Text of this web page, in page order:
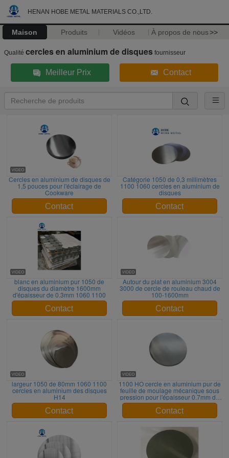
HENAN HOBE METAL MATERIALS CO.,LTD.
Maison Produits Vidéos À propos de nous>>
Qualité cercles en aluminium de disques fournisseur
Meilleur Prix Contact
Cercles en aluminium de disques de
1,5 pouces pour l'éclairage de
Cookware
Contact
Catégorie 1050 de 0,3 millimètres
1100 1060 cercles en aluminium de
disques
Contact
blanc en aluminium pur 1050 de
disques du diamètre 1600mm
d'épaisseur de 0.3mm 1060 1100
Contact
Autour du plat en aluminium 3004
3000 de cercle de rouleau chaud de
100-1600mm
Contact
largeur 1050 de 80mm 1060 1100
cercles en aluminium des disques
H14
Contact
1100 HO cercle en aluminium pur de
feuille de moulage mécanique sous
pression pour l'épaisseur 0.7mm de
casserole de pizza
Contact